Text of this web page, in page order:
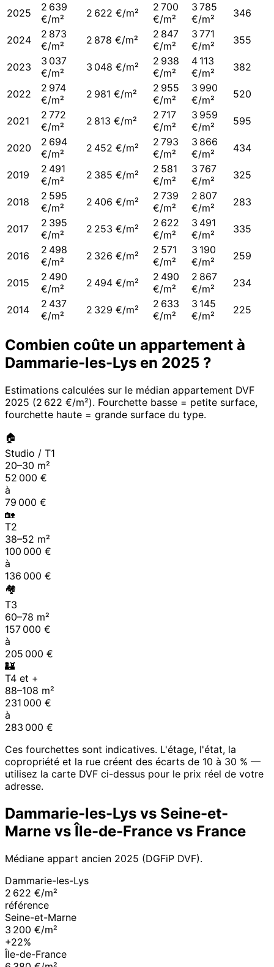
2025
2 639
€/m²
2 622 €/m²
2 700
€/m²
3 785
€/m²
346
2024
2 873
€/m²
2 878 €/m²
2 847
€/m²
3 771
€/m²
355
2023
3 037
€/m²
3 048 €/m²
2 938
€/m²
4 113
€/m²
382
2022
2 974
€/m²
2 981 €/m²
2 955
€/m²
3 990
€/m²
520
2021
2 772
€/m²
2 813 €/m²
2 717
€/m²
3 959
€/m²
595
2020
2 694
€/m²
2 452 €/m²
2 793
€/m²
3 866
€/m²
434
2019
2 491
€/m²
2 385 €/m²
2 581
€/m²
3 767
€/m²
325
2018
2 595
€/m²
2 406 €/m²
2 739
€/m²
2 807
€/m²
283
2017
2 395
€/m²
2 253 €/m²
2 622
€/m²
3 491
€/m²
335
2016
2 498
€/m²
2 326 €/m²
2 571
€/m²
3 190
€/m²
259
2015
2 490
€/m²
2 494 €/m²
2 490
€/m²
2 867
€/m²
234
2014
2 437
€/m²
2 329 €/m²
2 633
€/m²
3 145
€/m²
225
Combien coûte un appartement à
Dammarie-les-Lys en 2025 ?
Estimations calculées sur le médian appartement DVF
2025 (2 622 €/m²). Fourchette basse = petite surface,
fourchette haute = grande surface du type.
🏠
Studio / T1
20–30 m²
52 000 €
à
79 000 €
🏡
T2
38–52 m²
100 000 €
à
136 000 €
🏘
T3
60–78 m²
157 000 €
à
205 000 €
🏰
T4 et +
88–108 m²
231 000 €
à
283 000 €
Ces fourchettes sont indicatives. L'étage, l'état, la
copropriété et la rue créent des écarts de 10 à 30 % —
utilisez la carte DVF ci-dessus pour le prix réel de votre
adresse.
Dammarie-les-Lys vs Seine-et-
Marne vs Île-de-France vs France
Médiane appart ancien 2025 (DGFiP DVF).
Dammarie-les-Lys
2 622 €/m²
référence
Seine-et-Marne
3 200 €/m²
+22%
Île-de-France